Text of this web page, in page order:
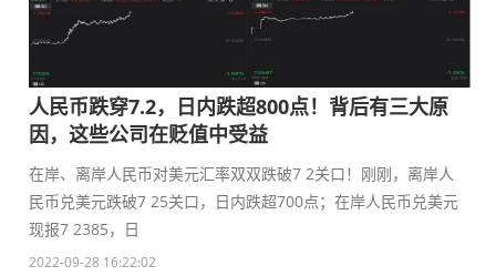
人民币跌穿7.2，日内跌超800点！背后有三大原
因，这些公司在贬值中受益
在岸、离岸人民币对美元汇率双双跌破7 2关口！刚刚，离岸人
民币兑美元跌破7 25关口，日内跌超700点；在岸人民币兑美元
现报7 2385，日
2022-09-28 16:22:02